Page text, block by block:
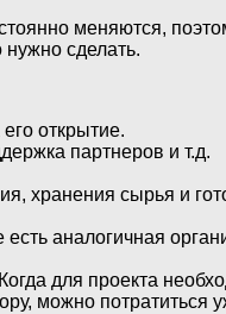
меняются,
сделать.
открытие.
партнеров и т.д.
хранения сырья и
аналогичная
для проекта
можно потратиться